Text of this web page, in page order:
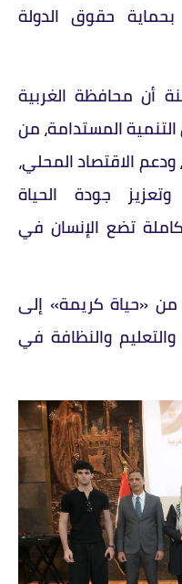
بحماية حقوق الدولة
أن محافظة الغربية
المستدامة، من
الاقتصاد المحلي،
وتعزيز جودة الحياة
تضع الإنسان في
من «حياة كريمة» إلى
والنظافة في